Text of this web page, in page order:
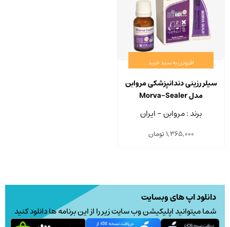
افزودن به سبد خرید
سیلر رزینی دندانپزشکی مروابن
مدل Morva-Sealer
برند : مروابن - ایران
1,365,000تومان
دانلود اپ های وبسایت
شما میتوانید اپلیکیشن وب سایت زیر را از این برنامه ها دانلود کنید